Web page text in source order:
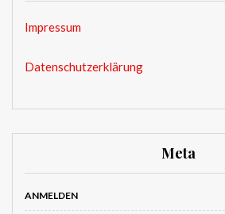
Impressum
Datenschutzerklärung
Meta
ANMELDEN